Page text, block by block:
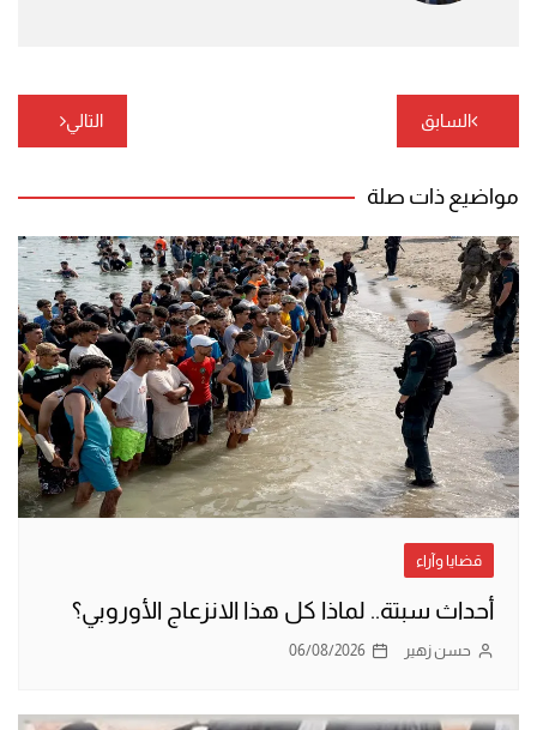
تصفّح
المقالات
السابق التالي
مواضيع ذات صلة
قضايا وآراء
أحداث سبتة.. لماذا كل هذا الانزعاج الأوروبي؟
حسن زهير 06/08/2026